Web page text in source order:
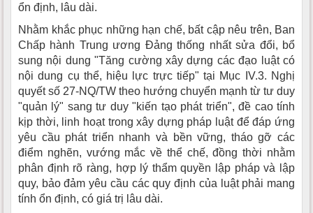
ổn định, lâu dài.
Nhằm khắc phục những hạn chế, bất cập nêu trên, Ban
Chấp hành Trung ương Đảng thống nhất sửa đổi, bổ
sung nội dung "Tăng cường xây dựng các đạo luật có
nội dung cụ thể, hiệu lực trực tiếp" tại Mục IV.3. Nghị
quyết số 27-NQ/TW theo hướng chuyển mạnh từ tư duy
"quản lý" sang tư duy "kiến tạo phát triển", đề cao tính
kịp thời, linh hoạt trong xây dựng pháp luật để đáp ứng
yêu cầu phát triển nhanh và bền vững, tháo gỡ các
điểm nghẽn, vướng mắc về thể chế, đồng thời nhằm
phân định rõ ràng, hợp lý thẩm quyền lập pháp và lập
quy, bảo đảm yêu cầu các quy định của luật phải mang
tính ổn định, có giá trị lâu dài.